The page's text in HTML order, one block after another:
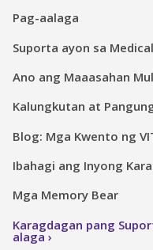
Pag-aalaga
Suporta ayon sa
Ano ang Maaasahan
Kalungkutan at
Blog: Mga Kwento ng
Ibahagi ang Inyong
Mga Memory Bear
Karagdagan pang
alaga